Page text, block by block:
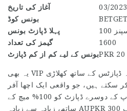
آغاز کی تاریخ
03/2023
بونس کوڈ
پہلا ڈپازٹ بونس
گیمز کی تعداد
1600
بونس کے لیے کم از کم ڈپازٹPKR 20
یہ بھی VIP لیولز پر منحصر ہے، اور زیادہ ڈپازٹس کے ساتھ کھلاڑی
سکتے ہیں، جو واقعی ایک اچھا آفر
ہے۔ اگر ایسا ہے تو کیسینو آپ کے دوسرے ڈپازٹ کو 100% میچ کے
ساتھ، زیادہ سے زیادہ AUPKR 300 تک، دگنا کر دے گا۔ نہ صرف